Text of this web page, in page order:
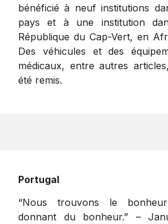
bénéficié à neuf institutions
pays et à une institution
République du Cap-Vert, en
Des véhicules et des
médicaux, entre autres
été remis.
Portugal
“Nous trouvons le
donnant du bonheur.” –